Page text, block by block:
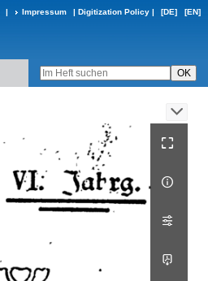
| Impressum | Digitization Policy | [DE] [EN]